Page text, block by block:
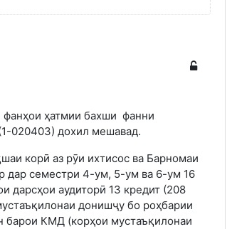
фанҳои ҳатмии бахши фанни
020403) дохил мешавад.
корӣ аз рӯи ихтисос ва Барномаи
дар семестри 4-ум, 5-ум ва 6-ум 16
дарсҳои аудиторӣ 13 кредит (208
донишҷу бо роҳбарии
барои КМД (корҳои мустаъқилонаи